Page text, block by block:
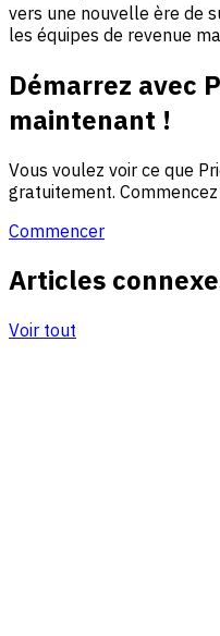
vers une nouvelle ère de
les équipes de revenue
Démarrez avec
maintenant !
Vous voulez voir ce que
gratuitement.
Commencer
Articles
Voir tout